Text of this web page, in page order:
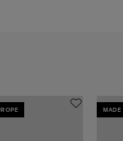
MADE